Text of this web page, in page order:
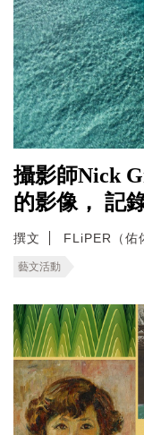
攝影師Nick
的影像， 記
撰文 FLiPER（佑
藝文活動